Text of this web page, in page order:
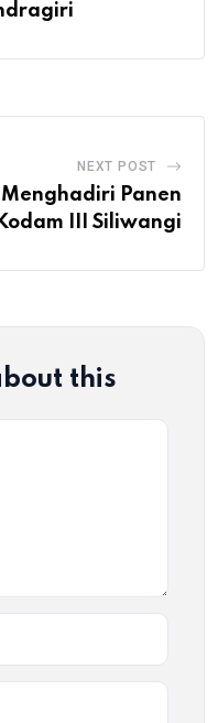
NEXT POST
Panen
III Siliwangi
this